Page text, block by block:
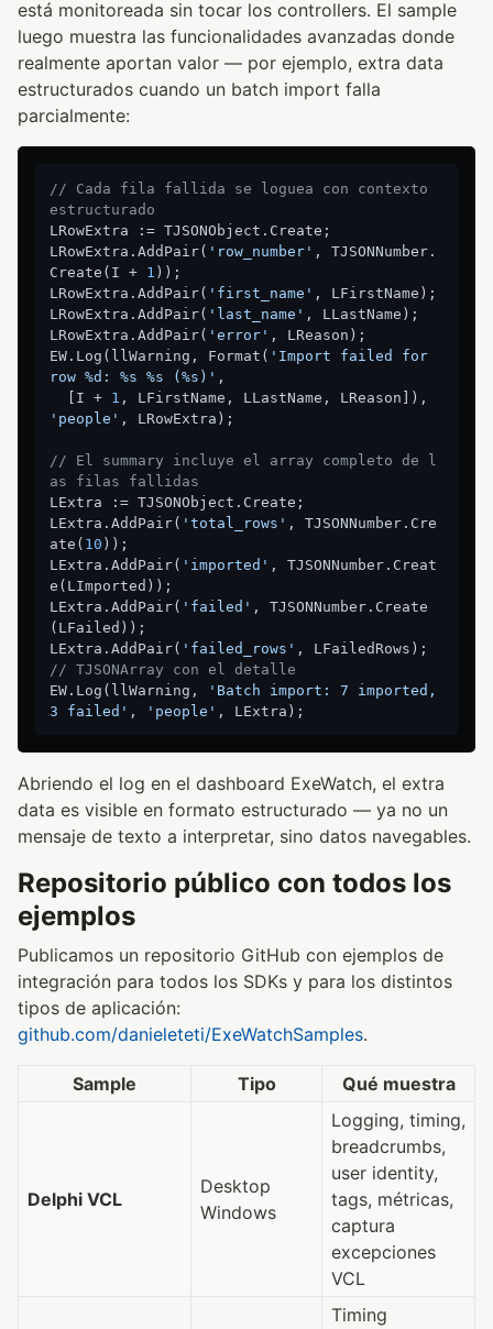
está monitoreada sin tocar los controllers. El sample
luego muestra las funcionalidades avanzadas donde
realmente aportan valor — por ejemplo, extra data
estructurados cuando un batch import falla
parcialmente:
// Cada fila fallida se loguea con contexto
estructurado
LRowExtra := TJSONObject.Create;
LRowExtra.AddPair( 'row_number' , TJSONNumber.
Create(I + 1 ));
LRowExtra.AddPair( 'first_name' , LFirstName);
LRowExtra.AddPair( 'last_name' , LLastName);
LRowExtra.AddPair( 'error' , LReason);
EW.Log(llWarning, Format( 'Import failed for
row %d: %s %s (%s)' ,
  [I +
1
'people' , LRowExtra);
// El summary incluye el array completo de l
as filas fallidas
LExtra := TJSONObject.Create;
LExtra.AddPair( 'total_rows' , TJSONNumber.Cre
ate( 10 ));
LExtra.AddPair( 'imported' , TJSONNumber.Creat
e(LImported));
LExtra.AddPair( 'failed' , TJSONNumber.Create
(LFailed));
LExtra.AddPair( 'failed_rows'
// TJSONArray con el detalle
EW.Log(llWarning,
'Batch import: 7 imported,
3 failed' , 'people'
Abriendo el log en el dashboard ExeWatch, el extra
data es visible en formato estructurado — ya no un
mensaje de texto a interpretar, sino datos navegables.
Repositorio público con todos los
ejemplos
Publicamos un repositorio GitHub con ejemplos de
integración para todos los SDKs y para los distintos
tipos de aplicación:
github.com/danieleteti/ExeWatchSamples.
Sample Tipo Qué muestra
Delphi VCL
Desktop
Windows
Logging, timing,
breadcrumbs,
user identity,
tags, métricas,
captura
excepciones
VCL
Timing